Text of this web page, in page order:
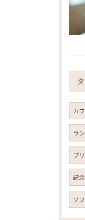
カ
ラ
プ
記
ソ